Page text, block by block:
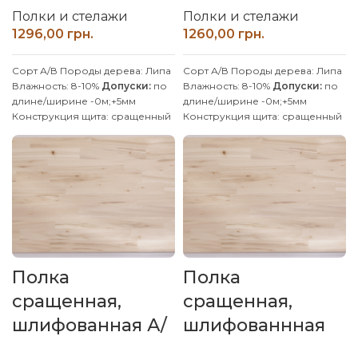
Полки и стелажи
грн.
Сорт А/В Породы дерева: Липа
Влажность: 8-10% Допуски: по
длине/ширине -0м;+5мм
Конструкция щита: сращенный
Покрытие: Без покрытия
Производитель: Наш Лес
Обработка поверхности:
калиброванная, шлифованная
Производим изделия с липы и
ясеня по индивидуальным
размерам, уточняйте у
менеджера.
Полки и стелажи
грн.
Сорт А/В Породы дерева: Липа
Влажность: 8-10% Допуски: по
длине/ширине -0м;+5мм
Конструкция щита: сращенный
Покрытие: Без покрытия
Производитель: Наш Лес
Обработка поверхности:
калиброванная, шлифованная
Производим изделия с липы и
ясеня по индивидуальным
размерам, уточняйте у
менеджера.
Полка
сращенная,
шлифованная А/
Полка
сращенная,
шлифованнная